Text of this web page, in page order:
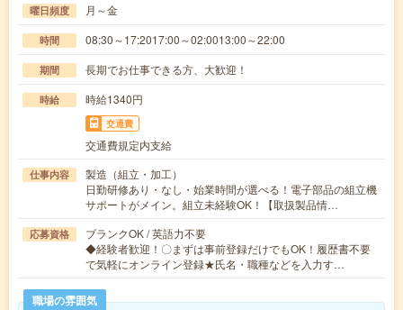
曜日頻度 月～金
時間 08:30～17:2017:00～02:0013:00～22:00
期間 長期でお仕事できる方、大歓迎！
時給 時給1340円
交通費
交通費規定内支給
仕事内容
製造（組立・加工）
日勤研修あり・なし・始業時間が選べる！電子部品の組立機
サポートがメイン。組立未経験OK！【取扱製品情…
応募資格
ブランクOK / 英語力不要
◆経験者歓迎！〇まずは事前登録だけでもOK！履歴書不要
で気軽にオンライン登録★氏名・職種などを入力す…
職場の雰囲気